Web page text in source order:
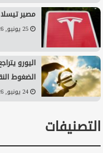
مصير
25 يونيو, 2026 8:11 م
اليورو
الضغوط
24 يونيو, 2026 11:28 م
التصنيفات